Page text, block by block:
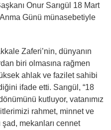
Onur Sarıgül 18 Mart
Günü münasebetiyle
Zaferi’nin, dünyanın
biri olmasına rağmen
ahlak ve fazilet sahibi
ifade etti. Sarıgül, “18
kutluyor, vatanımız
rahmet, minnet ve
mekanları cennet